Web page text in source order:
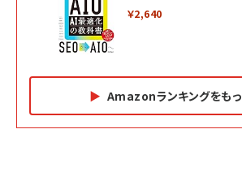
￥2,640
Amazonランキングをも